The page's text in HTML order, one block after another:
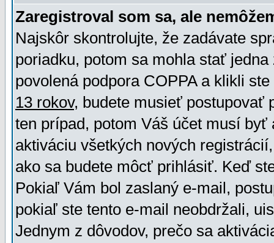
Zaregistroval som sa, ale
Najskôr skontrolujte, že zadávate
poriadku, potom sa mohla stať
povolená podpora COPPA a klikli
13 rokov, budete musieť postupovať
ten prípad, potom Váš účet musí
aktiváciu všetkých nových
ako sa budete môcť prihlásiť. Keď
Pokiaľ Vám bol zaslaný e-mail,
pokiaľ ste tento e-mail neobdržali,
Jednym z dôvodov, prečo sa